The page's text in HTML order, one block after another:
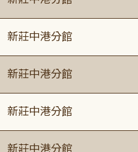
新莊中港分館
新莊中港分館
新莊中港分館
新莊中港分館